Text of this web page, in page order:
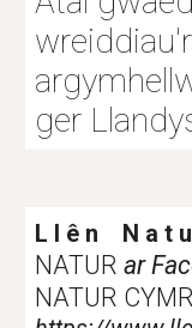
ger
L l ê n N a t
NATUR ar
NATUR